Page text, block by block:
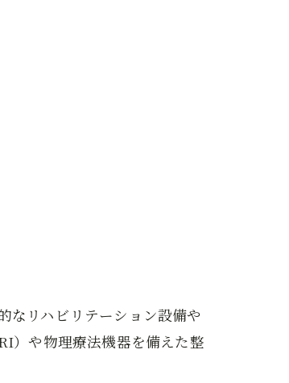
なリハビリテーション設備や
）や物理療法機器を備えた整